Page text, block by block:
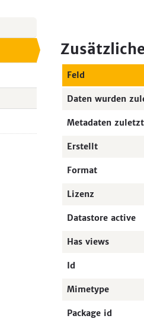
Feld
Daten wurden
Metadaten
Erstellt
Format
Lizenz
Datastore active
Has views
Id
Mimetype
Package id